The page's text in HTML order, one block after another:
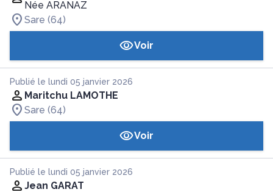
Née ARANAZ
Sare (64)
Voir
Publié le lundi 05 janvier 2026
Maritchu LAMOTHE
Sare (64)
Voir
Publié le lundi 05 janvier 2026
Jean GARAT